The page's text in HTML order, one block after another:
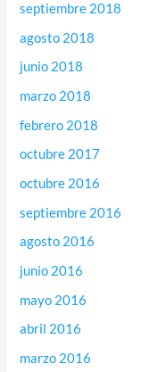
septiembre 2018
agosto 2018
junio 2018
marzo 2018
febrero 2018
octubre 2017
octubre 2016
septiembre 2016
agosto 2016
junio 2016
mayo 2016
abril 2016
marzo 2016